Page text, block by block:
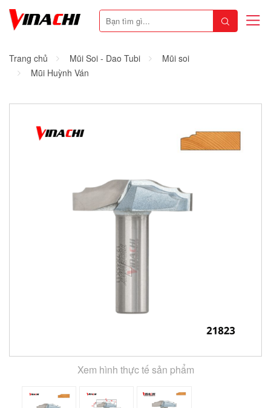
Trang chủ Mũi Soi - Dao Tubi
Mũi soi
Mũi Huỳnh Ván
Xem hình thực tế sản phẩm